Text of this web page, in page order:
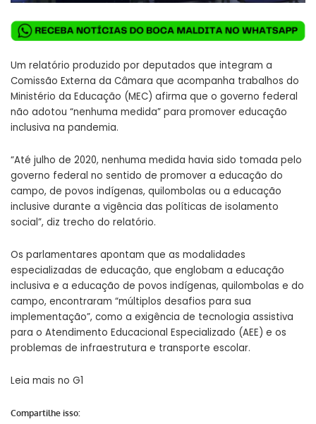
Um relatório produzido por deputados que integram a
Comissão Externa da Câmara que acompanha trabalhos do
Ministério da Educação (MEC) afirma que o governo federal
não adotou “nenhuma medida” para promover educação
inclusiva na pandemia.
“Até julho de 2020, nenhuma medida havia sido tomada pelo
governo federal no sentido de promover a educação do
campo, de povos indígenas, quilombolas ou a educação
inclusive durante a vigência das políticas de isolamento
social”, diz trecho do relatório.
Os parlamentares apontam que as modalidades
especializadas de educação, que englobam a educação
inclusiva e a educação de povos indígenas, quilombolas e do
campo, encontraram “múltiplos desafios para sua
implementação”, como a exigência de tecnologia assistiva
para o Atendimento Educacional Especializado (AEE) e os
problemas de infraestrutura e transporte escolar.
Leia mais no G1
Compartilhe isso: